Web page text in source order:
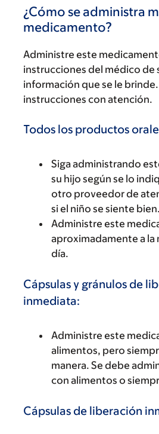
¿Cómo se administra
medicamento?
Administre este
instrucciones del médico de
información que se le brinde.
instrucciones con atención.
Todos los productos
Siga administrando
su hijo según se lo
otro proveedor de
si el niño se siente bien.
Administre este
aproximadamente a la
día.
Cápsulas y gránulos de
inmediata:
Administre este
alimentos, pero
manera. Se debe
con alimentos o
Cápsulas de liberación